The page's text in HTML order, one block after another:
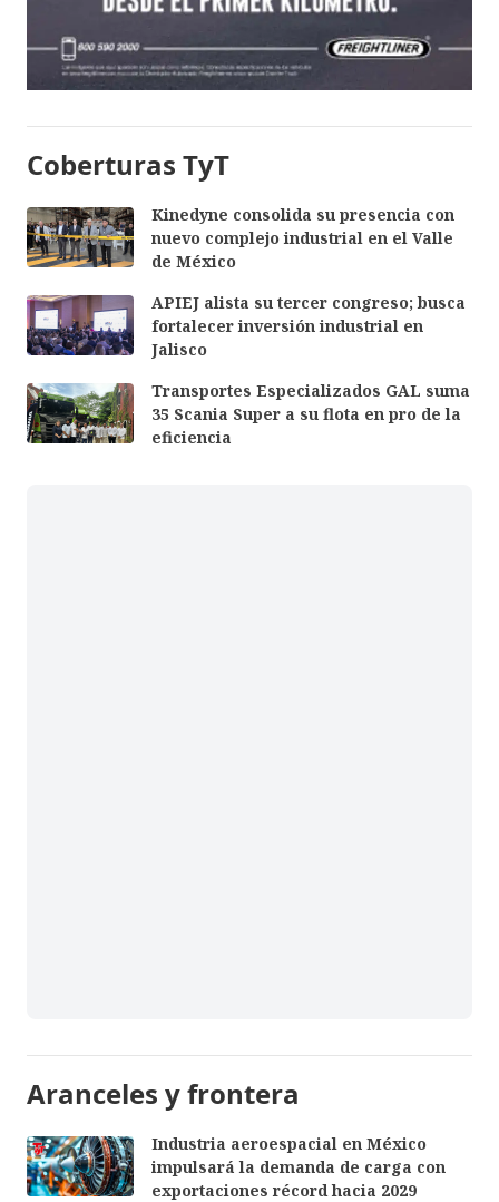
Coberturas TyT
Kinedyne consolida su presencia con
nuevo complejo industrial en el Valle
de México
APIEJ alista su tercer congreso; busca
fortalecer inversión industrial en
Jalisco
Transportes Especializados GAL suma
35 Scania Super a su flota en pro de la
eficiencia
Aranceles y frontera
Industria aeroespacial en México
impulsará la demanda de carga con
exportaciones récord hacia 2029